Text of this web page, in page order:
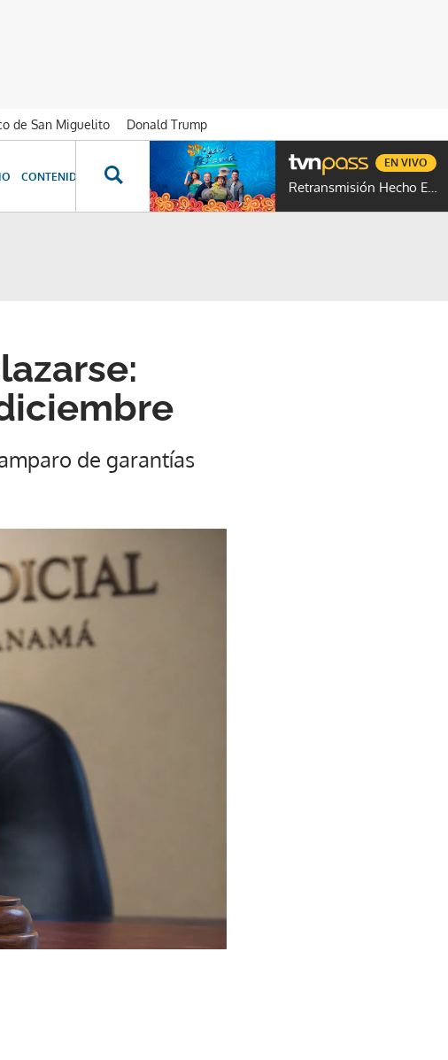
de San Miguelito
Donald Trump
CONTENIDOS ESPECIALES NOVELAS PROGRAMAS GENTE TVN
Retransmisión Hecho En Panamá
EN VIVO
de garantías